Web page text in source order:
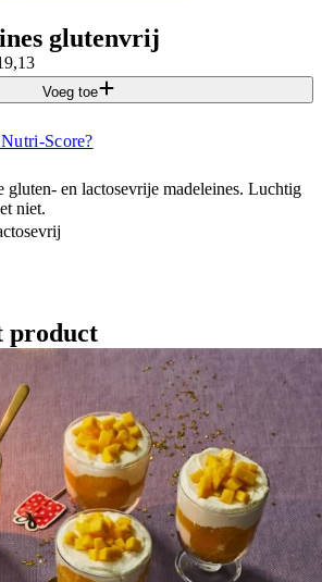
glutenvrij
Voeg toe
Score?
gluten- en lactosevrije madeleines. Luchtig
niet.
product